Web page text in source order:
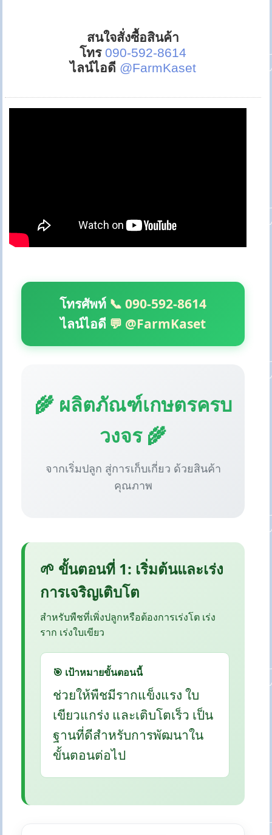
สนใจสั่งซื้อสินค้า
โทร 090-592-8614
ไลน์ไอดี @FarmKaset
โทรศัพท์ 📞 090-592-8614
ไลน์ไอดี 💬 @FarmKaset
🌾 ผลิตภัณฑ์เกษตรครบ
วงจร 🌾
จากเริ่มปลูก สู่การเก็บเกี่ยว ด้วยสินค้า
คุณภาพ
🌱 ขั้นตอนที่ 1: เริ่มต้นและเร่ง
การเจริญเติบโต
สำหรับพืชที่เพิ่งปลูกหรือต้องการเร่งโต เร่ง
ราก เร่งใบเขียว
🎯 เป้าหมายขั้นตอนนี้
ช่วยให้พืชมีรากแข็งแรง ใบ
เขียวแกร่ง และเติบโตเร็ว เป็น
ฐานที่ดีสำหรับการพัฒนาใน
ขั้นตอนต่อไป